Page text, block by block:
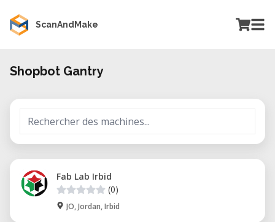
ScanAndMake
Shopbot Gantry
Fab Lab Irbid
(0)
JO, Jordan, Irbid